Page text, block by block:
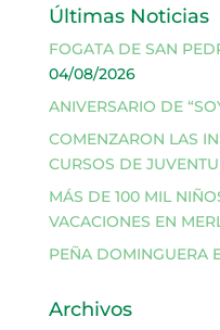
Últimas Noticias
FOGATA DE SAN
04/08/2026
ANIVERSARIO DE
COMENZARON LAS
CURSOS DE
MÁS DE 100 MIL
VACACIONES EN
PEÑA DOMINGUERA
Archivos